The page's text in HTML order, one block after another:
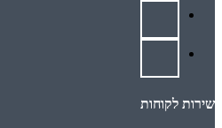
שירות לקוחות